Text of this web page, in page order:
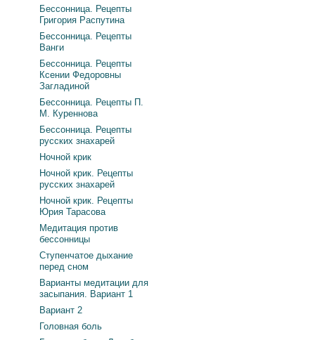
Бессонница. Рецепты
Григория Распутина
Бессонница. Рецепты
Ванги
Бессонница. Рецепты
Ксении Федоровны
Загладиной
Бессонница. Рецепты П.
М. Куреннова
Бессонница. Рецепты
русских знахарей
Ночной крик
Ночной крик. Рецепты
русских знахарей
Ночной крик. Рецепты
Юрия Тарасова
Медитация против
бессонницы
Ступенчатое дыхание
перед сном
Варианты медитации для
засыпания. Вариант 1
Вариант 2
Головная боль